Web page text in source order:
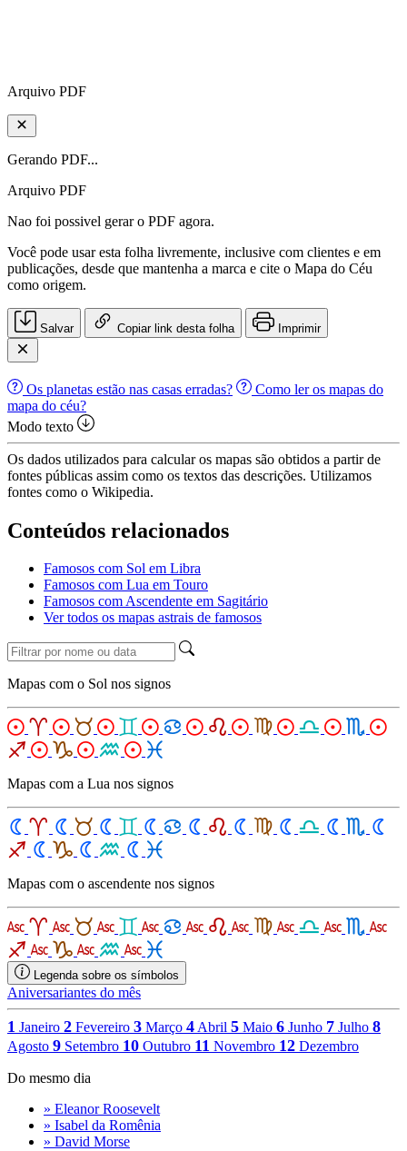
Arquivo PDF
Gerando PDF...
Arquivo PDF
Nao foi possivel gerar o PDF agora.
Você pode usar esta folha livremente, inclusive com clientes e em
publicações, desde que mantenha a marca e cite o Mapa do Céu
como origem.
Salvar Copiar link desta folha Imprimir
Os planetas estão nas casas erradas?
Como ler os mapas do
mapa do céu?
Modo texto
Os dados utilizados para calcular os mapas são obtidos a partir de
fontes públicas assim como os textos das descrições. Utilizamos
fontes como o Wikipedia.
Conteúdos relacionados
Famosos com Sol em Libra
Famosos com Lua em Touro
Famosos com Ascendente em Sagitário
Ver todos os mapas astrais de famosos
Mapas com o Sol nos signos
Mapas com a Lua nos signos
Mapas com o ascendente nos signos
Legenda sobre os símbolos
Aniversariantes do mês
1 Janeiro 2 Fevereiro 3 Março 4Abril 5 Maio 6 Junho 7 Julho 8
Agosto 9 Setembro 10 Outubro 11 Novembro 12 Dezembro
Do mesmo dia
» Eleanor Roosevelt
» Isabel da Romênia
» David Morse